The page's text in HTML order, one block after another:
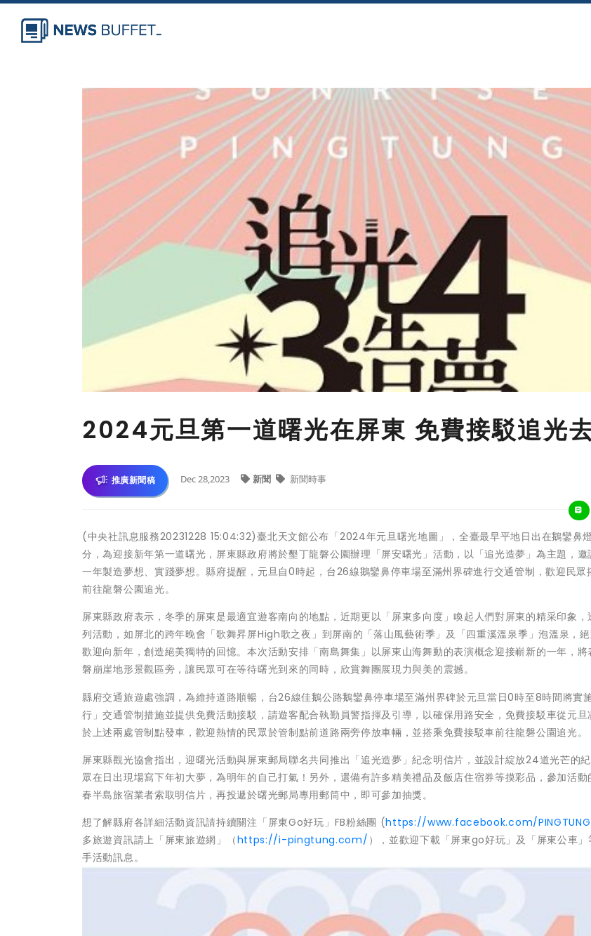
2024元旦第一道曙光在屏東 免費接駁追光
推廣新聞稿 Dec 28,2023 新聞 新聞時事
(中央社訊息服務20231228 15:04:32)臺北天文館公布「2024年元旦曙光地圖」，全臺最早平地日出在鵝鑾鼻
分，為迎接新年第一道曙光，屏東縣政府將於墾丁龍磐公園辦理「屏安曙光」活動，以「追光造夢」為主題，邀
一年製造夢想、實踐夢想。縣府提醒，元旦自0時起，台26線鵝鑾鼻停車場至滿州界碑進行交通管制，歡迎民眾
前往龍磐公園追光。
屏東縣政府表示，冬季的屏東是最適宜遊客南向的地點，近期更以「屏東多向度」喚起人們對屏東的精采印象
列活動，如屏北的跨年晚會「歌舞昇屏High歌之夜」到屏南的「落山風藝術季」及「四重溪溫泉季」泡溫泉，
歡迎向新年，創造絕美獨特的回憶。本次活動安排「南島舞集」以屏東山海舞動的表演概念迎接嶄新的一年，
磐崩崖地形景觀區旁，讓民眾可在等待曙光到來的同時，欣賞舞團展現力與美的震撼。
縣府交通旅遊處強調，為維持道路順暢，台26線佳鵝公路鵝鑾鼻停車場至滿州界碑於元旦當日0時至8時間將實
行」交通管制措施並提供免費活動接駁，請遊客配合執勤員警指揮及引導，以確保用路安全，免費接駁車從元
於上述兩處管制點發車，歡迎熱情的民眾於管制點前道路兩旁停放車輛，並搭乘免費接駁車前往龍磐公園追光。
屏東縣觀光協會指出，迎曙光活動與屏東郵局聯名共同推出「追光造夢」紀念明信片，並設計綻放24道光芒的
眾在日出現場寫下年初大夢，為明年的自己打氣！另外，還備有許多精美禮品及飯店住宿券等摸彩品，參加活動
春半島旅宿業者索取明信片，再投遞於曙光郵局專用郵筒中，即可參加抽獎。
想了解縣府各詳細活動資訊請持續關注「屏東Go好玩」FB粉絲團 (https://www.facebook.com/
多旅遊資訊請上「屏東旅遊網」（https://i-pingtung.com/ ），並歡迎下載「屏東go好玩」及「屏東公車」
手活動訊息。